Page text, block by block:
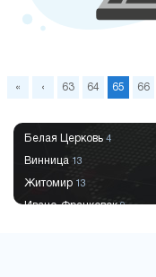
« ‹ 63 64 65 66
Белая Церковь 4
Винница 13
Житомир 13
Ивано-Франковск9